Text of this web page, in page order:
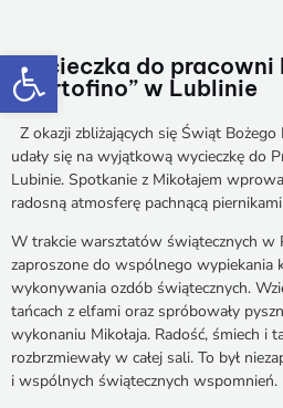
Otwórz pasek narzędzi
Wycieczka do pracowni
„Portofino” w Lublinie
Z okazji zbliżających się Świąt
udały się na wyjątkową wycieczkę do
Lubinie. Spotkanie z Mikołajem
radosną atmosferę pachnącą
W trakcie warsztatów świątecznych w
zaproszone do wspólnego wypiekania
wykonywania ozdób świątecznych.
tańcach z elfami oraz spróbowały
wykonaniu Mikołaja. Radość, śmiech i
rozbrzmiewały w całej sali. To był
i wspólnych świątecznych wspomnień.